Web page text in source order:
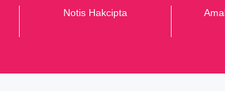
Notis Hakcipta